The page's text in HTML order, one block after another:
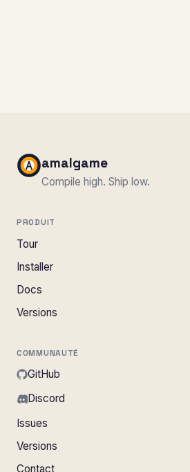
amalgame
Compile high. Ship low.
PRODUIT
Tour
Installer
Docs
Versions
COMMUNAUTÉ
GitHub
Discord
Issues
Versions
Contact